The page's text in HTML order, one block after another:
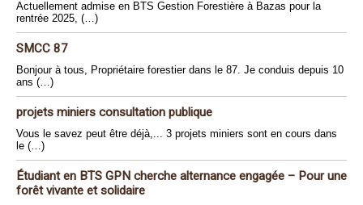
Actuellement admise en BTS Gestion Forestière à Bazas pour la
rentrée 2025, (…)
SMCC 87
Bonjour à tous, Propriétaire forestier dans le 87. Je conduis depuis 10
ans (…)
projets miniers consultation publique
Vous le savez peut être déjà,... 3 projets miniers sont en cours dans
le (…)
Étudiant en BTS GPN cherche alternance engagée – Pour une
forêt vivante et solidaire